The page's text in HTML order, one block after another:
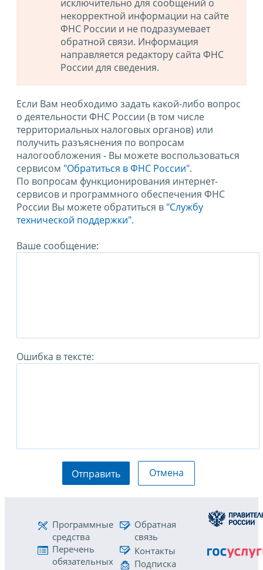
исключительно для сообщений о
некорректной информации на сайте
ФНС России и не подразумевает
обратной связи. Информация
направляется редактору сайта ФНС
России для сведения.
Если Вам необходимо задать какой-либо вопрос
о деятельности ФНС России (в том числе
территориальных налоговых органов) или
получить разъяснения по вопросам
налогообложения - Вы можете воспользоваться
сервисом "Обратиться в ФНС России".
По вопросам функционирования интернет-
сервисов и программного обеспечения ФНС
России Вы можете обратиться в "Службу
технической поддержки".
Ваше сообщение:
Ошибка в тексте:
Отправить Отмена
Программные
средства
Перечень
обязательных
Обратная
связь
Контакты
Подписка